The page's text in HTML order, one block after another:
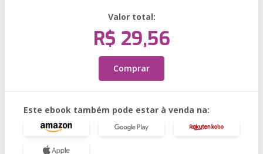
Valor total:
R$ 29,56
Comprar
Este ebook também pode estar à venda na: